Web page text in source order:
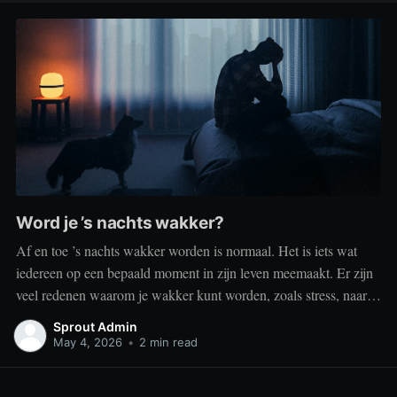
Word je ’s nachts wakker?
Af en toe ’s nachts wakker worden is normaal. Het is iets wat
iedereen op een bepaald moment in zijn leven meemaakt. Er zijn
veel redenen waarom je wakker kunt worden, zoals stress, naar
het toilet moeten, je omgeving of medische aandoeningen die je
slaap beïnvloeden. Dit is geen probleem
Sprout Admin
May 4, 2026 • 2 min read